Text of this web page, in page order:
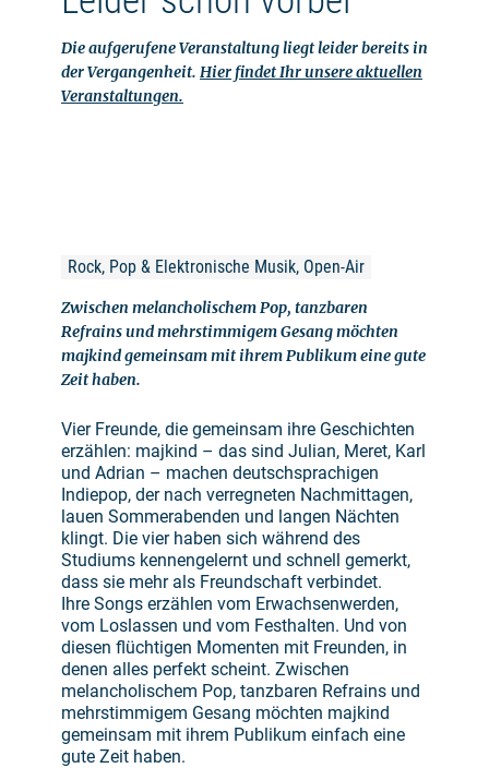
Die aufgerufene Veranstaltung liegt leider bereits in
der Vergangenheit. Hier findet Ihr unsere aktuellen
Veranstaltungen.
Rock, Pop & Elektronische Musik, Open-Air
Zwischen melancholischem Pop, tanzbaren
Refrains und mehrstimmigem Gesang möchten
majkind gemeinsam mit ihrem Publikum eine gute
Zeit haben.
Vier Freunde, die gemeinsam ihre Geschichten
erzählen: majkind – das sind Julian, Meret, Karl
und Adrian – machen deutschsprachigen
Indiepop, der nach verregneten Nachmittagen,
lauen Sommerabenden und langen Nächten
klingt. Die vier haben sich während des
Studiums kennengelernt und schnell gemerkt,
dass sie mehr als Freundschaft verbindet.
Ihre Songs erzählen vom Erwachsenwerden,
vom Loslassen und vom Festhalten. Und von
diesen flüchtigen Momenten mit Freunden, in
denen alles perfekt scheint. Zwischen
melancholischem Pop, tanzbaren Refrains und
mehrstimmigem Gesang möchten majkind
gemeinsam mit ihrem Publikum einfach eine
gute Zeit haben.